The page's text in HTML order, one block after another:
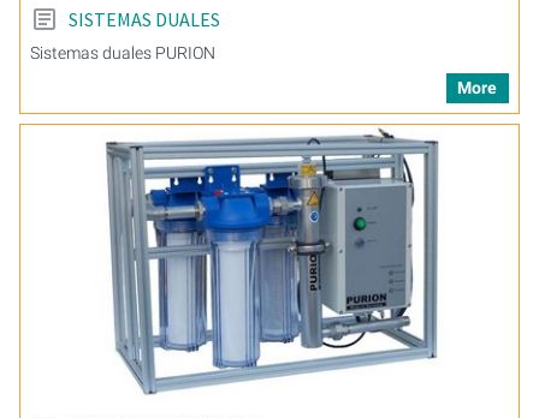
SISTEMAS DUALES
Sistemas duales PURION
More